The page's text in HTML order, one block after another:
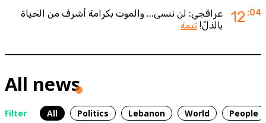
12 :04
عراقجي: لن ننسى... والموت بكرامة أشرف من الحياة
بالذلّ! تتمة
All news
Filter All Politics Lebanon World People